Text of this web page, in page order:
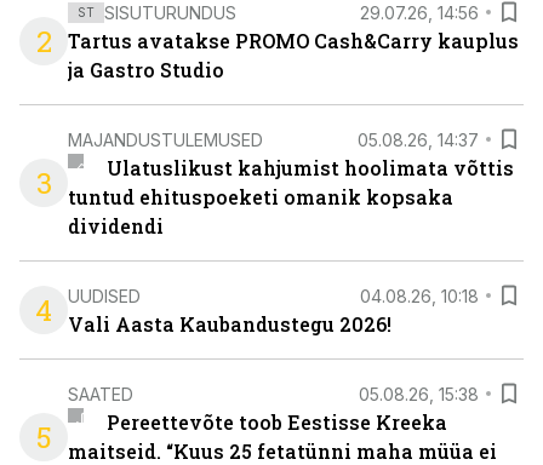
2
ST SISUTURUNDUS 29.07.26, 14:56
Tartus avatakse PROMO Cash&Carry kauplus
ja Gastro Studio
3
MAJANDUSTULEMUSED 05.08.26, 14:37
Ulatuslikust kahjumist hoolimata võttis
tuntud ehituspoeketi omanik kopsaka
dividendi
4 UUDISED 04.08.26, 10:18
Vali Aasta Kaubandustegu 2026!
5
SAATED 05.08.26, 15:38
Pereettevõte toob Eestisse Kreeka
maitseid. “Kuus 25 fetatünni maha müüa ei